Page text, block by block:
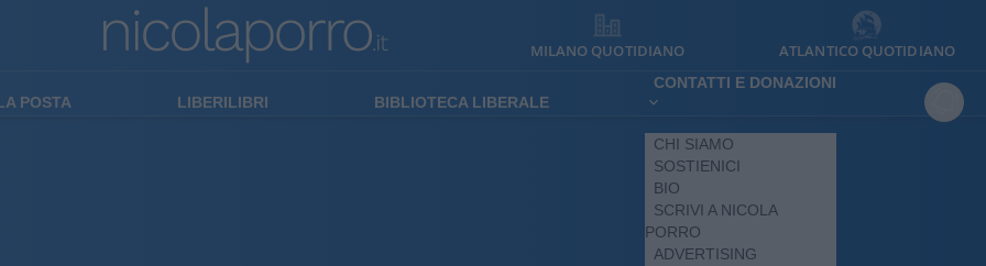
MILANO QUOTIDIANO ATLANTICO QUOTIDIANO
POSTA LIBERILIBRI BIBLIOTECA LIBERALE
CONTATTI E DONAZIONI
CHI SIAMO
SOSTIENICI
BIO
SCRIVI A NICOLA
PORRO
ADVERTISING